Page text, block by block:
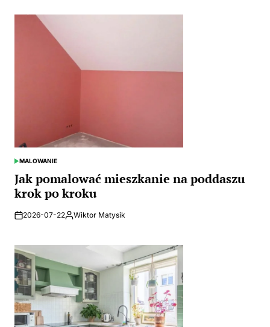
POSTED
IN
MALOWANIE
Jak pomalować mieszkanie na poddaszu
krok po kroku
2026-07-22Posted
Wiktor Matysik